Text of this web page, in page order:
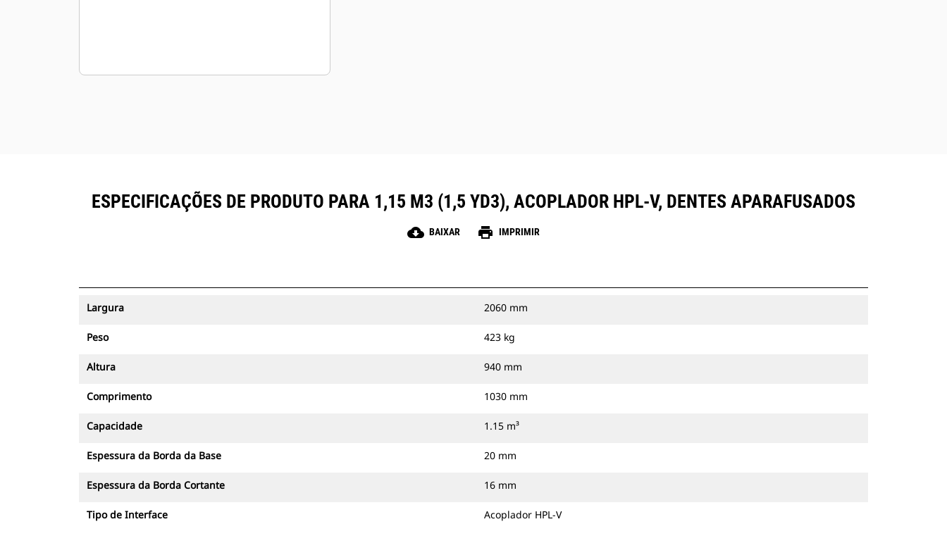
ESPECIFICAÇÕES DE PRODUTO PARA 1,15 M3 (1,5 YD3), ACOPLADOR HPL-V, DENTES APARAFUSADOS
cloud_download BAIXAR print IMPRIMIR
Largura 2060 mm
Peso 423 kg
Altura 940 mm
Comprimento 1030 mm
Capacidade 1.15 m³
Espessura da Borda da Base 20 mm
Espessura da Borda Cortante 16 mm
Tipo de Interface Acoplador HPL-V